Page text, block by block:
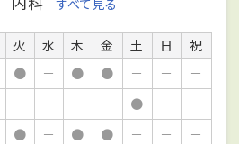
火 水 木 金 土 日
祝
● － ● ● － －
－
－ － － － ● －
－
● － ● ● － － －